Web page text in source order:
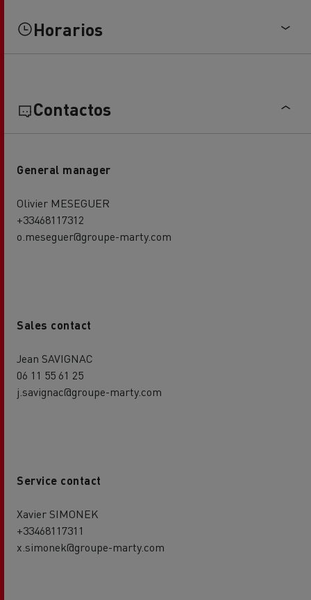
Horarios
Contactos
General manager
Olivier MESEGUER
+33468117312
o.meseguer@groupe-marty.com
Sales contact
Jean SAVIGNAC
06 11 55 61 25
j.savignac@groupe-marty.com
Service contact
Xavier SIMONEK
+33468117311
x.simonek@groupe-marty.com